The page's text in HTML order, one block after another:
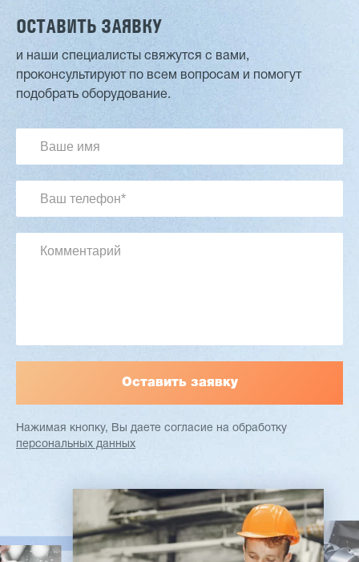
Двухсторонний шипорез MX6015
2 901 639 ₽
Артикул: 2497
Станок проходного типа
ОСТАВИТЬ ЗАЯВКУ
и наши специалисты свяжутся с вами,
проконсультируют по всем вопросам и помогут
подобрать оборудование.
Нажимая кнопку, Вы даете согласие на обработку
персональных данных